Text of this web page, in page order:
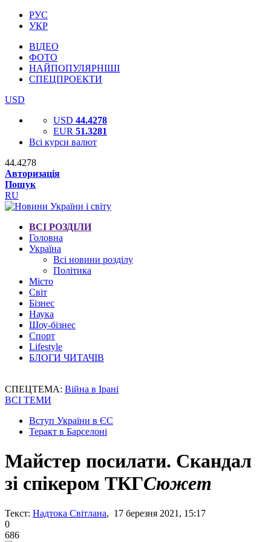
РУС
УКР
ВІДЕО
ФОТО
НАЙПОПУЛЯРНІШІ
СПЕЦПРОЕКТИ
USD
USD 44.4278
EUR 51.3281
Всі курси валют
44.4278
Авторизація
Пошук
RU
ВСІ РОЗДІЛИ
Головна
Україна
Всі новини розділу
Політика
Місто
Світ
Бізнес
Наука
Шоу-бізнес
Спорт
Lifestyle
БЛОГИ ЧИТАЧІВ
СПЕЦТЕМА: Війна в Ірані
ВСІ ТЕМИ
Вступ України в ЄС
Теракт в Барселоні
Майстер посилати. Скандал
зі спікером ТКГСюжет
Текст: Надтока Світлана, 17 березня 2021, 15:17
0
686